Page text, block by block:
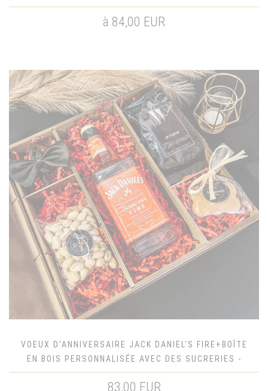
à 84,00 EUR
VOEUX D'ANNIVERSAIRE JACK DANIEL'S FIRE+BOÎTE
EN BOIS PERSONNALISÉE AVEC DES SUCRERIES -
CADEAU D'ANNIVERSAIRE
83,00 EUR